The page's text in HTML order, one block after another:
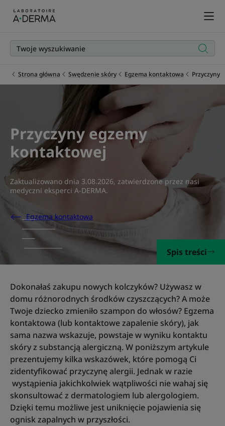
Strona główna Swędzenie skóry Egzema kontaktowa Przyczyny
Przyczyny egzemy
kontaktowej
Zaktualizowano dnia 3.08.2026, zatwierdzone przez nasi
medyczni eksperci A-DERMA.
Egzema kontaktowa
Spis treści
Dokonałaś zakupu nowych kolczyków? Używasz w
domu różnorodnych środków czyszczących? A może
Twoje dziecko zmieniło szampon do włosów? Egzema
kontaktowa (lub kontaktowe zapalenie skóry), jak
sama nazwa wskazuje, powstaje w wyniku kontaktu
skóry z substancją alergiczną. W poniższym artykule
prezentujemy kilka wskazówek, które pomogą Ci
zidentyfikować przyczynę alergii. Jednak w razie
wystąpienia jakichkolwiek wątpliwości nie wahaj się
skonsultować z dermatologiem lub alergologiem.
Dzięki temu możliwe jest uniknięcie pojawienia się
ognisk zapalnych w przyszłości.